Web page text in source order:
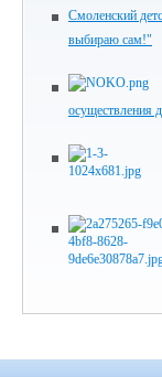
Смоленский
выбираю сам!"
осуществления